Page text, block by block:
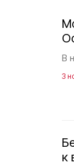
В
3
к